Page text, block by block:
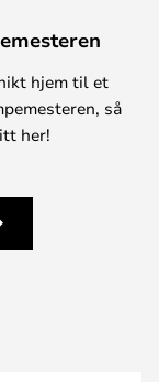
hjem til et
så
her!